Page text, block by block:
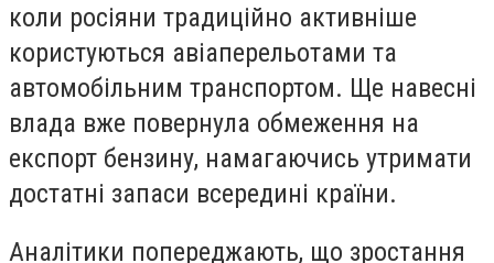
коли росіяни традиційно активніше
користуються авіаперельотами та
автомобільним транспортом. Ще навесні
влада вже повернула обмеження на
експорт бензину, намагаючись утримати
достатні запаси всередині країни.
Аналітики попереджають, що зростання